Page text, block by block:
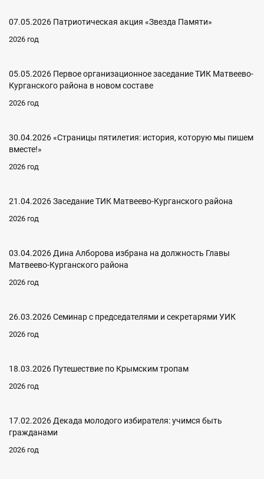
07.05.2026 Патриотическая акция «Звезда Памяти»
2026 год
05.05.2026 Первое организационное заседание ТИК Матвеево-
Курганского района в новом составе
2026 год
30.04.2026 «Страницы пятилетия: история, которую мы пишем
вместе!»
2026 год
21.04.2026 Заседание ТИК Матвеево-Курганского района
2026 год
03.04.2026 Дина Алборова избрана на должность Главы
Матвеево-Курганского района
2026 год
26.03.2026 Семинар с председателями и секретарями УИК
2026 год
18.03.2026 Путешествие по Крымским тропам
2026 год
17.02.2026 Декада молодого избирателя: учимся быть
гражданами
2026 год